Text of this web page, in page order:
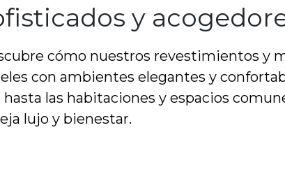
y
cómo nuestros revestimientos y
con ambientes elegantes y
hasta las habitaciones y espacios
lujo y bienestar.